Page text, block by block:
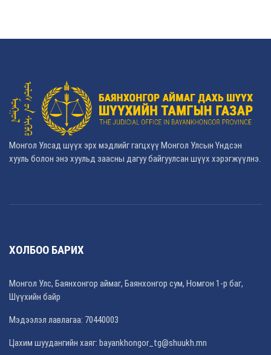
Монгол Улсад шүүх эрх мэдлийг гагцхүү Монгол Улсын Үндсэн
хууль болон энэ хуульд заасны дагуу байгуулсан шүүх хэрэгжүүлнэ.
ХОЛБОО БАРИХ
Монгол Улс, Баянхонгор аймаг, Баянхонгор сум, Номгон 1-р баг,
Шүүхийн байр
Мэдээлэл лавлагаа: 70440003
Цахим шуудангийн хаяг: bayankhongor_tg@shuukh.mn